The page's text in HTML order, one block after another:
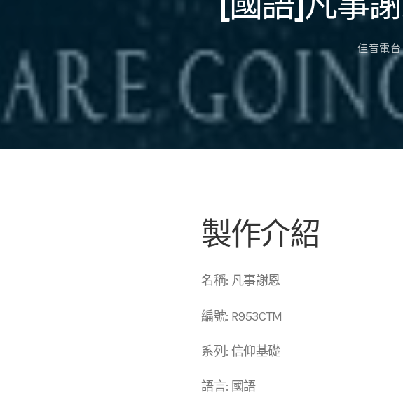
佳音電台
製作介紹
名稱: 凡事謝恩
編號: R953CTM
系列: 信仰基礎
語言: 國語